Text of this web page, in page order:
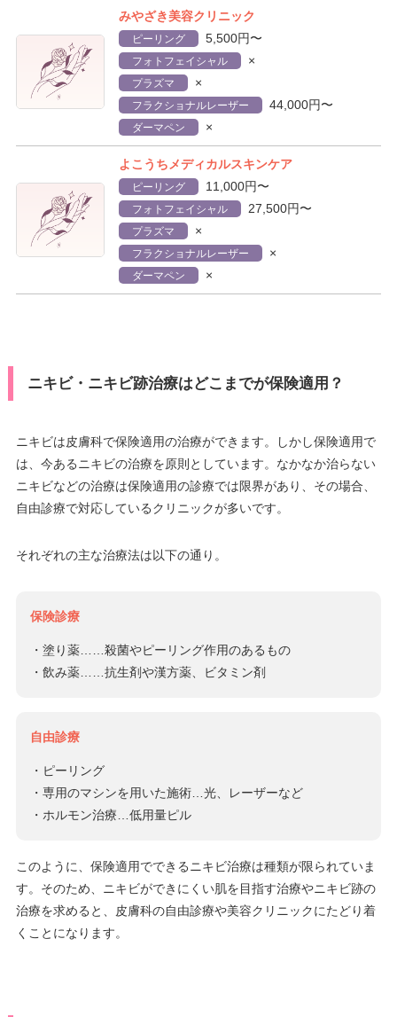
みやざき美容クリニック
ピーリング 5,500円〜
フォトフェイシャル ×
プラズマ ×
フラクショナルレーザー 44,000円〜
ダーマペン ×
よこうちメディカルスキンケア
ピーリング 11,000円〜
フォトフェイシャル 27,500円〜
プラズマ ×
フラクショナルレーザー ×
ダーマペン ×
ニキビ・ニキビ跡治療はどこまでが保険適用？
ニキビは皮膚科で保険適用の治療ができます。しかし保険適用で
は、今あるニキビの治療を原則としています。なかなか治らない
ニキビなどの治療は保険適用の診療では限界があり、その場合、
自由診療で対応しているクリニックが多いです。
それぞれの主な治療法は以下の通り。
保険診療
・塗り薬……殺菌やピーリング作用のあるもの
・飲み薬……抗生剤や漢方薬、ビタミン剤
自由診療
・ピーリング
・専用のマシンを用いた施術…光、レーザーなど
・ホルモン治療…低用量ピル
このように、保険適用でできるニキビ治療は種類が限られていま
す。そのため、ニキビができにくい肌を目指す治療やニキビ跡の
治療を求めると、皮膚科の自由診療や美容クリニックにたどり着
くことになります。